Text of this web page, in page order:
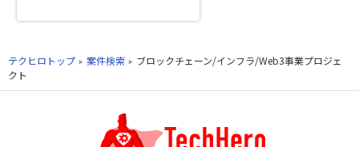
テクヒロトップ 案件検索
ブロックチェーン/インフラ/Web3事業プロジェ
クト